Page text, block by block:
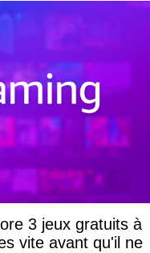
3 jeux gratuits à
vite avant qu'il ne